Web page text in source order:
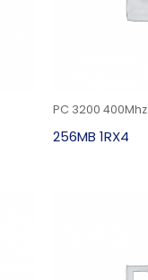
PC 3200 400Mhz
256MB 1RX4